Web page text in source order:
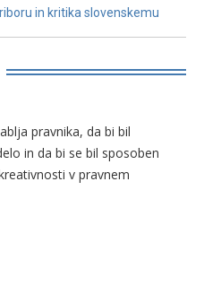
in kritika slovenskemu
pravnika, da bi bil
in da bi se bil sposoben
v pravnem